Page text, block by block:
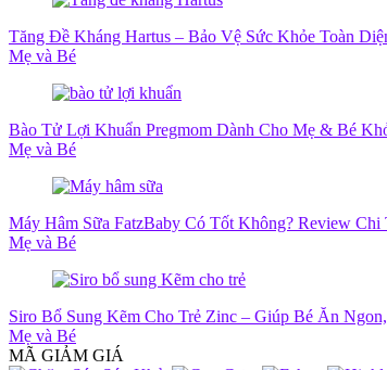
Tăng Đề Kháng Hartus – Bảo Vệ Sức Khỏe Toàn
Mẹ và Bé
Bào Tử Lợi Khuẩn Pregmom Dành Cho Mẹ & Bé
Mẹ và Bé
Máy Hâm Sữa FatzBaby Có Tốt Không? Review Chi
Mẹ và Bé
Siro Bổ Sung Kẽm Cho Trẻ Zinc – Giúp Bé Ăn
Mẹ và Bé
MÃ GIẢM GIÁ